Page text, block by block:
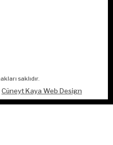
saklıdır.
Cüneyt Kaya Web Design